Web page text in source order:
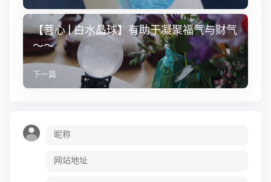
【菩心 | 白水晶球】有助于凝聚福气与财气
～～
下一篇